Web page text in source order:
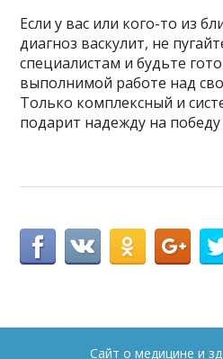
Если у вас или кого-то из
диагноз васкулит, не
специалистам и будьте
выполнимой работе над
Только комплексный и
подарит надежду на
Сайт о медицине и